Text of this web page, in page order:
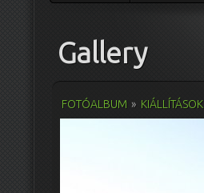
Gallery
FOTÓALBUM » KIÁLLÍTÁSOK